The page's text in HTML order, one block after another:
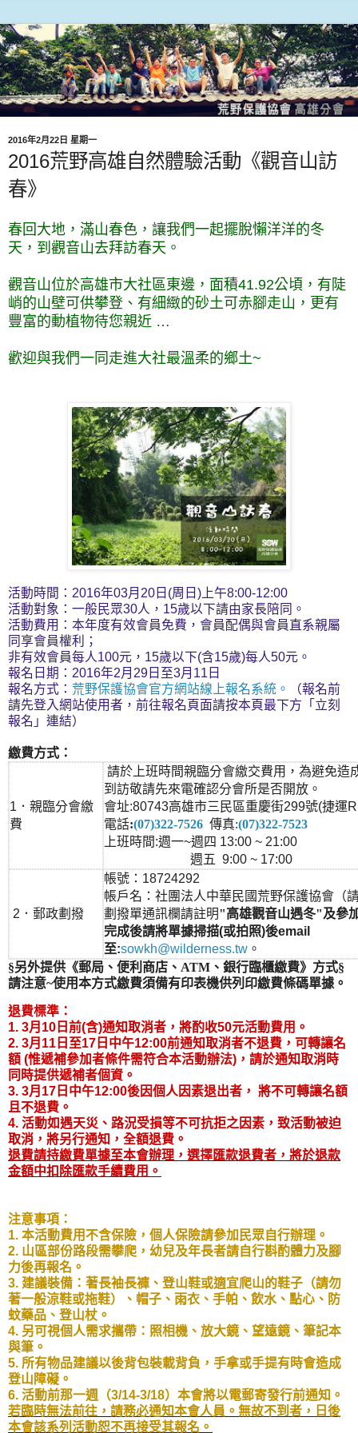
2016年2月22日 星期一
2016荒野高雄自然體驗活動《觀音山訪
春》
春回大地，滿山春色，讓我們一起擺脫懶洋洋的冬
天，到觀音山去拜訪春天。
觀音山位於高雄市大社區東邊，面積41.92公頃，有陡
峭的山壁可供攀登、有細緻的砂土可赤腳走山，更有
豐富的動植物待您親近 …
歡迎與我們一同走進大社最溫柔的鄉土~
活動時間：2016年03月20日(周日)上午8:00-12:00
活動對象：一般民眾30人，15歲以下請由家長陪同。
活動費用：本年度有效會員免費，會員配偶與會員直系親屬
同享會員權利；
非有效會員每人100元，15歲以下(含15歲)每人50元。
報名日期：2016年2月29日至3月11日
報名方式： 荒野保護協會官方網站線上報名系統。
（報名前
請先登入網站使用者，前往報名頁面請按本頁最下方「立刻
報名」連結）
繳費方式：
1．親臨分會繳
費
請於上班時間親臨分會繳交費用，為避免造
到訪敬請先來電確認分會所是否開放。
會址:80743高雄市三民區重慶街299號(捷運
電話:(07)322-7526 傳真:(07)322-7523
上班時間:週一~週四 13:00 ~ 21:00
週五 9:00 ~ 17:00
2．郵政劃撥
帳號：18724292
帳戶名：社團法人中華民國荒野保護協會（
劃撥單通訊欄請註明"高雄觀音山遇冬"及參
完成後請將單據掃描(或拍照)後email
至:sowkh@wilderness.tw 。
§另外提供《郵局、便利商店、ATM、銀行臨櫃繳費》方式§
請注意~使用本方式繳費須備有印表機供列印繳費條碼單據。
退費標準：
1. 3月10日前(含)通知取消者，將酌收50元活動費用。
2. 3月11日至17日中午12:00前通知取消者不退費，可轉讓名
額 (惟遞補參加者條件需符合本活動辦法)，請於通知取消時
同時提供遞補者個資。
3. 3月17日中午12:00後因個人因素退出者， 將不可轉讓名額
且不退費。
4. 活動如遇天災、路況受損等不可抗拒之因素，致活動被迫
取消，將另行通知，全額退費。
退費請持繳費單據至本會辦理，選擇匯款退費者，將於退款
金額中扣除匯款手續費用。
注意事項：
1. 本活動費用不含保險，個人保險請參加民眾自行辦理。
2. 山區部份路段需攀爬，幼兒及年長者請自行斟酌體力及腳
力後再報名。
3. 建議裝備：著長袖長褲、登山鞋或適宜爬山的鞋子（請勿
著一般涼鞋或拖鞋）、帽子、雨衣、手帕、飲水、點心、防
蚊藥品、登山杖。
4. 另可視個人需求攜帶：照相機、放大鏡、望遠鏡、筆記本
與筆。
5. 所有物品建議以後背包裝載背負，手拿或手提有時會造成
登山障礙。
6. 活動前那一週（3/14-3/18）本會將以電郵寄發行前通知。
若臨時無法前往，請務必通知本會人員。無故不到者，日後
本會該系列活動恕不再接受其報名。